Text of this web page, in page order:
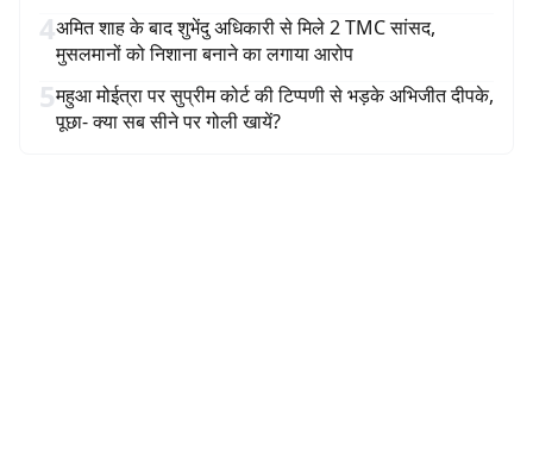
4अमित शाह के बाद शुभेंदु अधिकारी से मिले 2 TMC सांसद,
मुसलमानों को निशाना बनाने का लगाया आरोप
5महुआ मोईत्रा पर सुप्रीम कोर्ट की टिप्पणी से भड़के अभिजीत दीपके,
पूछा- क्या सब सीने पर गोली खायें?